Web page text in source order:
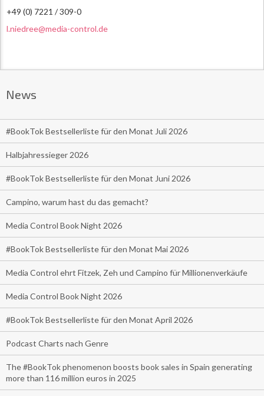
+49 (0) 7221 / 309-0
l.niedree@media-control.de
News
#BookTok Bestsellerliste für den Monat Juli 2026
Halbjahressieger 2026
#BookTok Bestsellerliste für den Monat Juni 2026
Campino, warum hast du das gemacht?
Media Control Book Night 2026
#BookTok Bestsellerliste für den Monat Mai 2026
Media Control ehrt Fitzek, Zeh und Campino für Millionenverkäufe
Media Control Book Night 2026
#BookTok Bestsellerliste für den Monat April 2026
Podcast Charts nach Genre
The #BookTok phenomenon boosts book sales in Spain generating
more than 116 million euros in 2025